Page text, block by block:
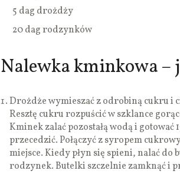
5 dag drożdży
20 dag rodzynków
Nalewka kminkowa –
Drożdże wymieszać z odrobiną cukru i
Resztę cukru rozpuścić w szklance
Kminek zalać pozostałą wodą i gotować
przecedzić. Połączyć z syropem
miejsce. Kiedy płyn się spieni, nalać do
rodzynek. Butelki szczelnie zamknąć i